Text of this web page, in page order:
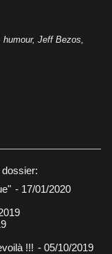
humour, Jeff Bezos,
- 17/01/2020
!!! - 05/10/2019